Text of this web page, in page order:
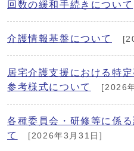
回数の緩和手続きについて
介護情報基盤について
居宅介護支援における特
参考様式について
[2026
各種委員会・研修等に係
て
[2026年3月31日]